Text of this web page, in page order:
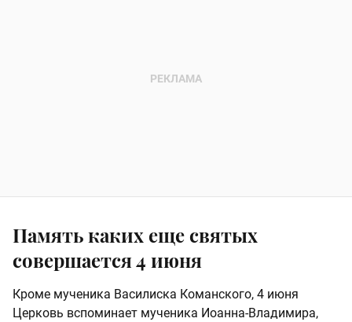
Память каких еще святых
совершается 4 июня
Кроме мученика Василиска Команского, 4 июня
Церковь вспоминает мученика Иоанна-Владимира,